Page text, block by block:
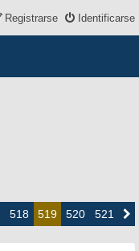
Identificarse
Registrarse
518 519 520 521